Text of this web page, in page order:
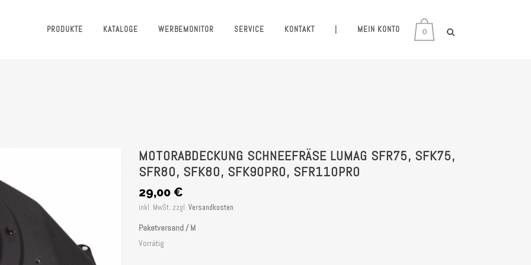
0
PRODUKTE KATALOGE WERBEMONITOR SERVICE KONTAKT MEIN KONTO
MOTORABDECKUNG SCHNEEFRÄSE LUMAG SFR75, SFK75,
SFR80, SFK80, SFK90PRO, SFR110PRO
29,00 €
inkl. MwSt. zzgl. Versandkosten
Paketversand / M
Vorrätig